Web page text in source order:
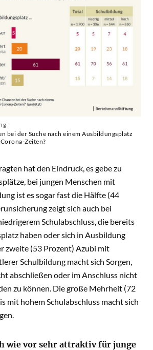
bei der Suche nach einem Ausbildungsplatz
Zeiten?
hat den Eindruck, es gebe zu
bei jungen Menschen mit
ist es sogar fast die Hälfte (44
zeigt sich auch bei
Schulabschluss, die bereits
haben oder sich in Ausbildung
zweite (53 Prozent) Azubi mit
Schulbildung macht sich Sorgen,
abschließen oder im Anschluss nicht
zu können. Die große Mehrheit (72
mit hohem Schulabschluss macht sich
wie vor sehr attraktiv für junge